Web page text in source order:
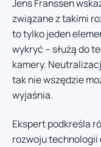
Jens Franssen
związane z takimi
to tylko jeden
wykryć – służą do
kamery.
tak nie wszędzie
wyjaśnia.
Ekspert podkreśla
rozwoju technologii